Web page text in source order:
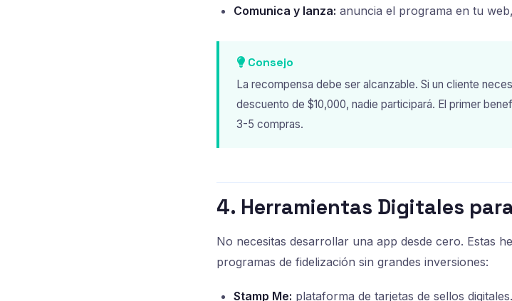
Comunica y lanza: anuncia el programa en tu
Consejo
La recompensa debe ser alcanzable. Si un cliente
descuento de $10,000, nadie participará. El primer
3-5 compras.
4. Herramientas Digitales
No necesitas desarrollar una app desde cero. Estas
programas de fidelización sin grandes inversiones:
Stamp Me: plataforma de tarjetas de sellos